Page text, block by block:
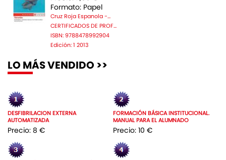
Formato: Papel
Cruz Roja Espanola -...
CERTIFICADOS DE PROF...
ISBN: 9788478992904
Edición: 1 2013
LO MÁS VENDIDO >>
DESFIBRILACION EXTERNA
AUTOMATIZADA
Precio: 8 €
FORMACIÓN BÁSICA INSTITUCIONAL.
MANUAL PARA EL ALUMNADO
Precio: 10 €